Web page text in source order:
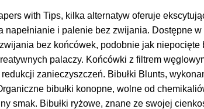
with Tips, kilka alternatyw oferuje
i palenie bez zwijania. Dostępne
bez końcówek, podobnie jak
palaczy. Końcówki z filtrem
zanieczyszczeń. Bibułki Blunts,
bibułki konopne, wolne od
smak. Bibułki ryżowe, znane ze swojej